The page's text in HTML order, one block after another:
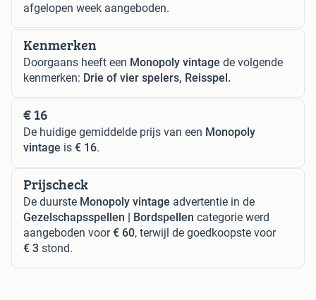
afgelopen week aangeboden.
Kenmerken
Doorgaans heeft een Monopoly vintage de volgende
kenmerken: Drie of vier spelers, Reisspel.
€ 16
De huidige gemiddelde prijs van een Monopoly
vintage is € 16.
Prijscheck
De duurste Monopoly vintage advertentie in de
Gezelschapsspellen | Bordspellen categorie werd
aangeboden voor€ 60, terwijl de goedkoopste voor
€ 3 stond.